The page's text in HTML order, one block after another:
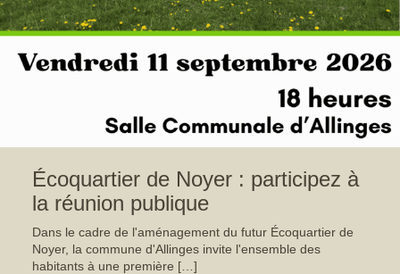
Écoquartier de Noyer : participez à
la réunion publique
Dans le cadre de l'aménagement du futur Écoquartier de
Noyer, la commune d'Allinges invite l'ensemble des
habitants à une première […]